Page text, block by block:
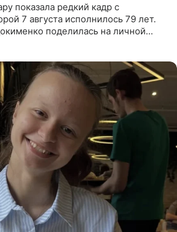
показала редкий кадр с
7 августа исполнилось 79 лет.
поделилась на личной